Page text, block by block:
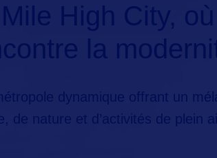
Mile High City, où
la
dynamique offrant un
de nature et d’activités de plein